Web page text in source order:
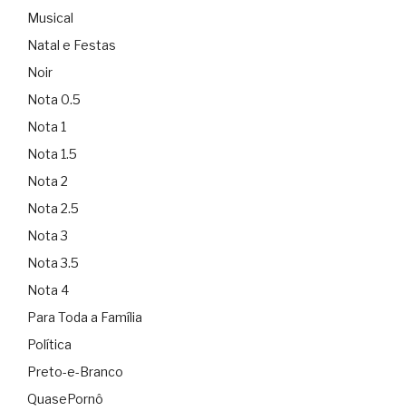
Musical
Natal e Festas
Noir
Nota 0.5
Nota 1
Nota 1.5
Nota 2
Nota 2.5
Nota 3
Nota 3.5
Nota 4
Para Toda a Família
Política
Preto-e-Branco
QuasePornô